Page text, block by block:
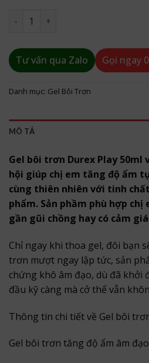
Gel Bôi Trơn Durex Play 50ml số
Tư vấn qua Zalo Gọi ngay
Danh mục: Gel Bôi Trơn
MÔ TẢ
Gel bôi trơn Durex Play
hội giúp chị em tăng độ ẩm
cùng thiên nhiên với tinh
phẩm. Sản phầm phù hợp chị
gần gũi chồng hay có cảm
Chỉ ngay khi thoa gel, đôi bạn
trơn mượt ngay lập tức, sản
chứng khô âm đạo, dù đã khởi
đầu kỹ càng mà cở thể vẫn
Thông tin chi tiết về Gel bôi
Gel bôi trơn tăng độ ẩm âm